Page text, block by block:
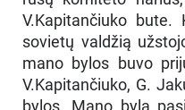
V.Kapitančiuko
sovietų valdžią
mano bylos buvo
V.Kapitančiuko, G.
bylos. Mano byla